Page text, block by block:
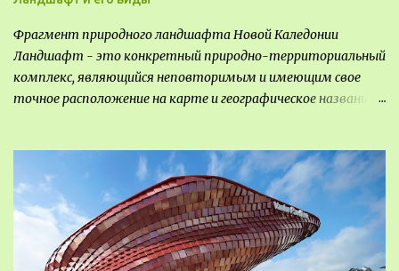
Фрагмент природного ландшафта Новой Каледонии
Ландшафт - это конкретный природно-территориальный
комплекс, являющийся неповторимым и имеющим свое
точное расположение на карте и географическое название.
видом деятельность происходящей на них. Одни
используют в качестве выращивания агрокультур. Другие
для строительства населенных пунктов и т.д.